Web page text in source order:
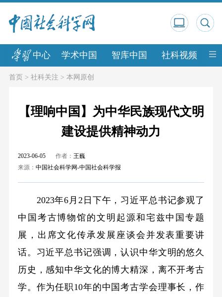
中心 学术中国 智库中国 社科视频 中
首页> 社科关注 > 本网原创
【理响中国】为中华民族现代文明
建设提供精神动力
2023-06-05 作者： 王巍
来源： 中国社会科学网-中国社会科学报
2023年6月2日下午，习近平总书记参观了
中国考古博物馆的文明起源和宅兹中国专题
展，出席文化传承发展座谈会并发表重要讲
话。习近平总书记强调，认识中华文明的悠久
历史，感知中华文化的博大精深，离不开考古
学。作为任职10年的中国考古学会理事长，作